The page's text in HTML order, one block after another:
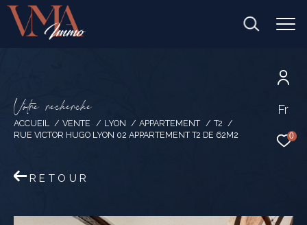
Fr
0
Votre recherche
ACCUEIL VENTE LYON APPARTEMENT
T2
RUE VICTOR HUGO LYON 02 APPARTEMENT T2 DE 62M2
RETOUR